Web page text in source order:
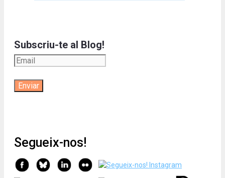
Subscriu-te al Blog!
Segueix-nos!